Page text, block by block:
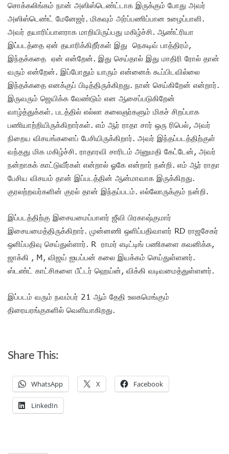
சொக்கலிங்கம் நான் அஸிஸ்டெண்ட்டாக இருக்கும் போது அவர்
அஸிஸ்டெண்ட் மேனேஜர். மிகவும் அர்ப்பணிப்பான உழைப்பாளி.
அவர் தயாரிப்பாளராக மாறியிருப்பது மகிழ்ச்சி. ஆண்ட்ரியா
இப்படத்தை ஏன் தயாரிக்கிறீர்கள் இது நெகடிவ் பாத்திரம்,
இந்தக்கதை ஏன் என்றேன். இது செய்தால் இது மாதிரி ரோல் தான்
வரும் என்றேன். இப்போதும் யாரும் என்னைக் கூப்பிடவில்லை
இந்தக்கதை எனக்குப் பிடித்திருக்கிறது. நான் செய்கிறேன் என்றார்.
இருவரும் ஜெயிக்க வேண்டும் என ஆசைப்படுகிறேன்
வாழ்த்துக்கள். படத்தில் எல்லா கலைஞர்களும் மிகச் சிறப்பாக
பணியாற்றியிருக்கிறார்கள். எம் ஆர் ராதா சார் ஒரு ரிபெல், அவர்
நிறைய விசயங்களைப் பேசியிருக்கிறார். அவர் இந்தப்படத்திற்குள்
வந்தது மிக மகிழ்ச்சி. ராதாரவி சாரிடம் அனுமதி கேட்டேன், அவர்
நன்றாகக் காட்டுவீர்கள் என்றால் ஓகே என்றார் நன்றி. எம் ஆர் ராதா
பேசிய விசயம் தான் இப்படத்தின் ஆன்மாவாக இருக்கிறது.
குரலற்றவர்களின் குரல் தான் இந்தப்படம். எல்லோருக்கும் நன்றி.
இப்படத்திற்கு இசையமைப்பாளர் ஜீவி பிரகாஷ்குமார்
இசையமைத்திருக்கிறார். முன்னணி ஒளிப்பதிவாளர் RD ராஜசேகர்
ஒளிப்பதிவு செய்துள்ளார். R ராமர் எடிட்டிங் பணிகளை கவனிக்க,
ஜாக்கி , M, விஜய் ஐயப்பன் கலை இயக்கம் செய்துள்ளனர்.
ஸ்டண்ட் காட்சிகளை பீட்டர் ஹெய்ன், விக்கி வடிவமைத்துள்ளனர்.
இப்படம் வரும் நவம்பர் 21 ஆம் தேதி உலகமெங்கும்
திரையரங்குகளில் வெளியாகிறது.
Share This:
WhatsApp X Facebook
LinkedIn